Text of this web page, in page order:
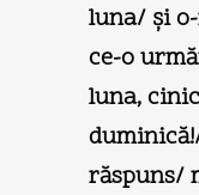
luna/ şi
ce-o
luna,
răspuns/